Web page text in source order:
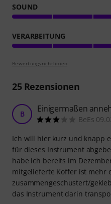
SOUND
VERARBEITUNG
Bewertungsrichtlinien
25Rezensionen
B Einigermaßen
BeEs
Ich will hier kurz und knapp
für dieses Instrument
habe ich bereits im
mitgelieferte Koffer ist mehr
zusammengeschustert/
das Instrument darin